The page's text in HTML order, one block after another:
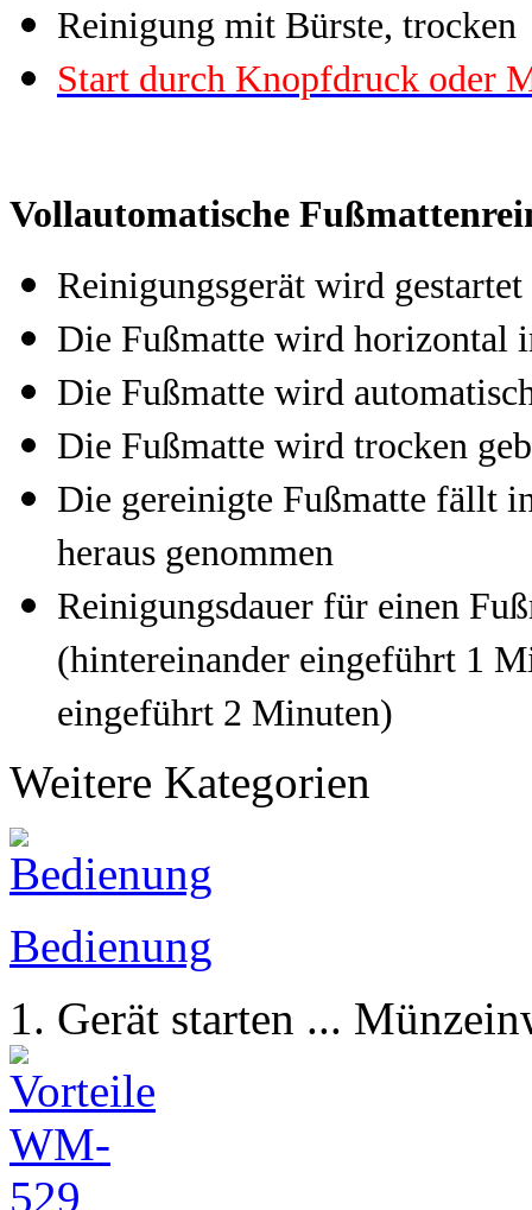
Reinigung mit Bürste, trocken
Start durch Knopfdruck oder
Vollautomatische
Reinigungsgerät wird gestartet
Die Fußmatte wird horizontal
Die Fußmatte wird
Die Fußmatte wird trocken
Die gereinigte Fußmatte fällt
heraus genommen
Reinigungsdauer für einen
(hintereinander eingeführt 1
eingeführt 2 Minuten)
Weitere Kategorien
Bedienung
1. Gerät starten ...